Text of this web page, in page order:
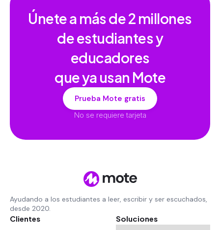
Únete a más de2 millones
de estudiantes y
educadores
que ya usan Mote
Prueba Mote gratis
No se requiere tarjeta
Ayudando a los estudiantes a leer, escribir y ser escuchados,
desde 2020.
Clientes Soluciones